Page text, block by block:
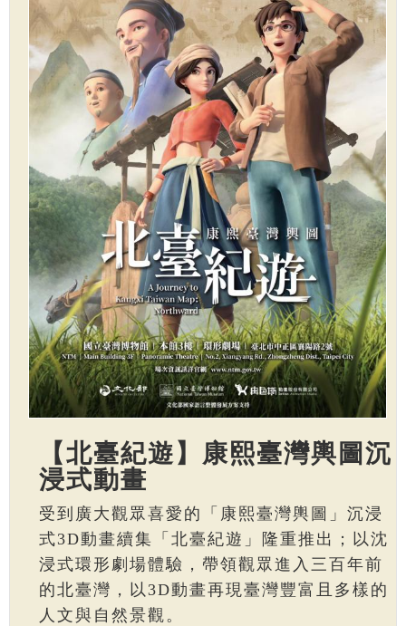
【北臺紀遊】康熙臺灣輿圖沉
浸式動畫
受到廣大觀眾喜愛的「康熙臺灣輿圖」沉浸
式3D動畫續集「北臺紀遊」隆重推出；以沈
浸式環形劇場體驗，帶領觀眾進入三百年前
的北臺灣，以3D動畫再現臺灣豐富且多樣的
人文與自然景觀。